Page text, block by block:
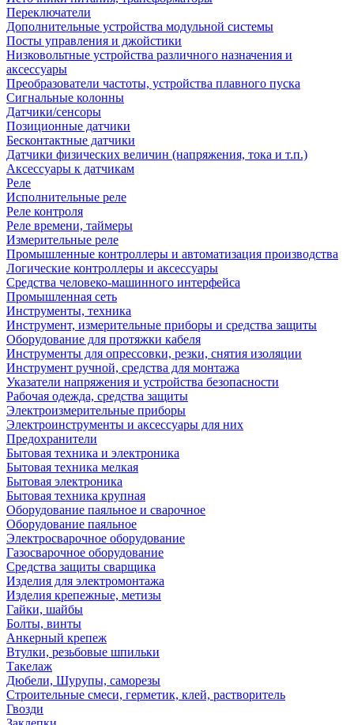
Переключатели
Дополнительные устройства модульной системы
Посты управления и джойстики
Низковольтные устройства различного назначения и
аксессуары
Преобразователи частоты, устройства плавного пуска
Сигнальные колонны
Датчики/сенсоры
Позиционные датчики
Бесконтактные датчики
Датчики физических величин (напряжения, тока и т.п.)
Аксессуары к датчикам
Реле
Исполнительные реле
Реле контроля
Реле времени, таймеры
Измерительные реле
Промышленные контроллеры и автоматизация производства
Логические контроллеры и аксессуары
Средства человеко-машинного интерфейса
Промышленная сеть
Инструменты, техника
Инструмент, измерительные приборы и средства защиты
Оборудование для протяжки кабеля
Инструменты для опрессовки, резки, снятия изоляции
Инструмент ручной, средства для монтажа
Указатели напряжения и устройства безопасности
Рабочая одежда, средства защиты
Электроизмерительные приборы
Электроинструменты и аксессуары для них
Предохранители
Бытовая техника и электроника
Бытовая техника мелкая
Бытовая электроника
Бытовая техника крупная
Оборудование паяльное и сварочное
Оборудование паяльное
Электросварочное оборудование
Газосварочное оборудование
Средства защиты сварщика
Изделия для электромонтажа
Изделия крепежные, метизы
Гайки, шайбы
Болты, винты
Анкерный крепеж
Втулки, резьбовые шпильки
Такелаж
Дюбели, Шурупы, саморезы
Строительные смеси, герметик, клей, растворитель
Гвозди